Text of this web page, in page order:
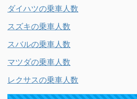
ダイハツの乗車人数
スズキの乗車人数
スバルの乗車人数
マツダの乗車人数
レクサスの乗車人数